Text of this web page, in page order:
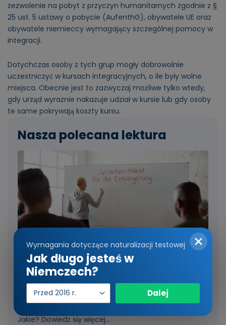
zezwolenie na pobyt z przyczyn humanitarnych zgodnie z §
25 ust. 5 ustawy o pobycie (AufenthG), obywatele UE oraz
obywatele niemieccy wymagający szczególnej pomocy w
integracji.
Dotychczas osoby z tych grup mogły dobrowolnie
uczestniczyć w kursach integracyjnych, o ile były wolne
miejsca. Obecnie jest to zazwyczaj możliwe tylko wtedy,
gdy urząd wyraźnie nakazuje udział w kursie lub gdy osoby
te same pokrywają koszty kursu.
Nasza polecana lektura
Naturalizacja: Jakiego certyfikatu
językowego potrzebuję?
Certyfikaty językowe lub inne dowody znajomości
Jakie? Dowiedz się więcej...
Wymagania dotyczące naturalizacji testowej
Jak długo jesteś w
Niemczech?
Rok
wejścia
Dalej